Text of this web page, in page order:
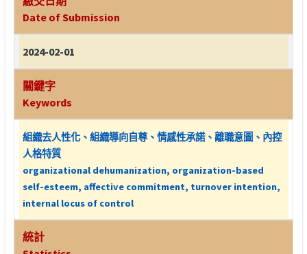
Date of Submission
2024-02-01
關鍵字
Keywords
組織去人性化、組織導向自尊、情感性承諾、離職意圖、內控
人格特質
organizational dehumanization, organization-based
self-esteem, affective commitment, turnover intention,
internal locus of control
統計